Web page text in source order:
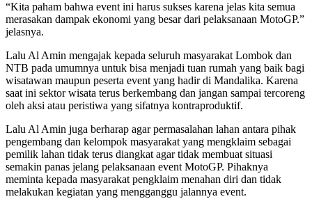
“Kita paham bahwa event ini harus sukses karena jelas kita semua
merasakan dampak ekonomi yang besar dari pelaksanaan MotoGP.”
jelasnya.
Lalu Al Amin mengajak kepada seluruh masyarakat Lombok dan
NTB pada umumnya untuk bisa menjadi tuan rumah yang baik bagi
wisatawan maupun peserta event yang hadir di Mandalika. Karena
saat ini sektor wisata terus berkembang dan jangan sampai tercoreng
oleh aksi atau peristiwa yang sifatnya kontraproduktif.
Lalu Al Amin juga berharap agar permasalahan lahan antara pihak
pengembang dan kelompok masyarakat yang mengklaim sebagai
pemilik lahan tidak terus diangkat agar tidak membuat situasi
semakin panas jelang pelaksanaan event MotoGP. Pihaknya
meminta kepada masyarakat pengklaim menahan diri dan tidak
melakukan kegiatan yang mengganggu jalannya event.